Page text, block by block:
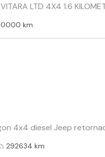
VITARA LTD 4X4 1.6
km
4x4 diesel Jeep
292634 km